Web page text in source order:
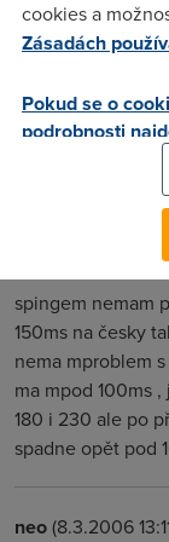
Burisek(8.3.2006
hraju? Je jedno
strasny... Uplne
"express" tak ma
spingem nemam
150ms na česky
nema mproblem
ma mpod 100ms
180 i 230 ale po
spadne opět pod
neo(8.3.2006
cookies a
Zásadách
Pokud se o
podrobnosti